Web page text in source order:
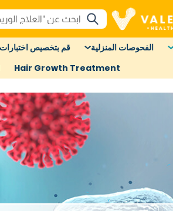
الفحوصات المنزلية قم بتخصيص
Hair Growth Treatment